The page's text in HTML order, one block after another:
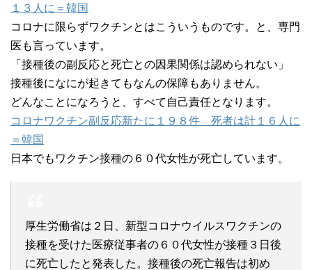
１３人に＝韓国
コロナに限らずワクチンとはこういうものです。と、専門
医も言っています。
「接種後の副反応と死亡との因果関係は認められない」
接種後になにが起きてもなんの保障もありません。
どんなことになろうと、すべて自己責任となります。
コロナワクチン副反応新たに１９８件 死者は計１６人に
＝韓国
日本でもワクチン接種の６０代女性が死亡しています。
厚生労働省は２日、新型コロナウイルスワクチンの
接種を受けた医療従事者の６０代女性が接種３日後
に死亡したと発表した。接種後の死亡報告は初め